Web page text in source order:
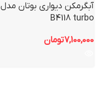
آبگرمکن دیواری بوتان مدل
B4118 turbo
7,100,000تومان